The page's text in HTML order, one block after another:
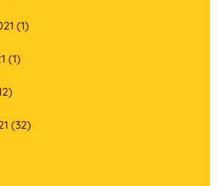
(1)
(1)
(32)